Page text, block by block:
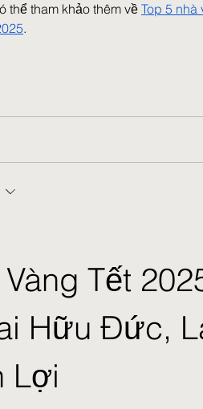
thể tham khảo thêm về Top 5
.
Tết
Hữu Đức,
Lợi